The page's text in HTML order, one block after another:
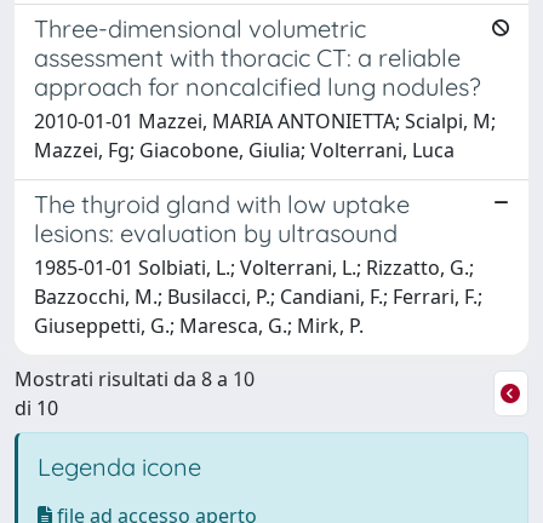
Three-dimensional volumetric
assessment with thoracic CT: a reliable
approach for noncalcified lung nodules?
2010-01-01 Mazzei, MARIA ANTONIETTA; Scialpi, M;
Mazzei, Fg; Giacobone, Giulia; Volterrani, Luca
The thyroid gland with low uptake
lesions: evaluation by ultrasound
1985-01-01 Solbiati, L.; Volterrani, L.; Rizzatto, G.;
Bazzocchi, M.; Busilacci, P.; Candiani, F.; Ferrari, F.;
Giuseppetti, G.; Maresca, G.; Mirk, P.
Mostrati risultati da 8 a 10
di 10
Legenda icone
file ad accesso aperto